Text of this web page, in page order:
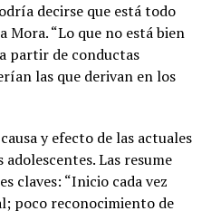
decirse que está todo
Mora. “Lo que no está bien
partir de conductas
las que derivan en los
y efecto de las actuales
adolescentes. Las resume
claves: “Inicio cada vez
poco reconocimiento de